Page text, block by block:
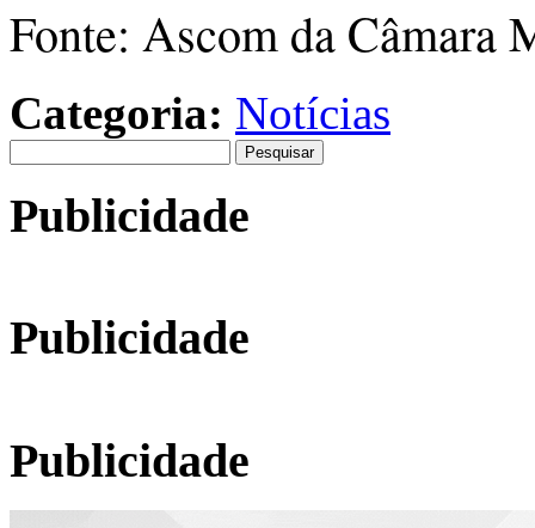
Fonte: Ascom da Câmara
Categoria: Notícias
por:
Publicidade
Publicidade
Publicidade